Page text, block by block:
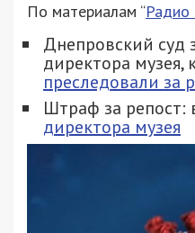
По материалам “Радио
Днепровский суд
директора музея,
преследовали за
Штраф за репост:
директора музея